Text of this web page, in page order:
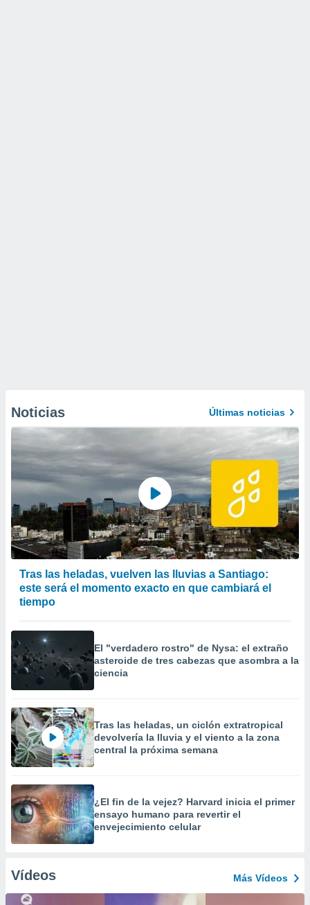
Noticias Últimas noticias
Tras las heladas, vuelven las lluvias a Santiago:
este será el momento exacto en que cambiará el
tiempo
El "verdadero rostro" de Nysa: el extraño
asteroide de tres cabezas que asombra a la
ciencia
Tras las heladas, un ciclón extratropical
devolvería la lluvia y el viento a la zona
central la próxima semana
¿El fin de la vejez? Harvard inicia el primer
ensayo humano para revertir el
envejecimiento celular
Vídeos Más Vídeos